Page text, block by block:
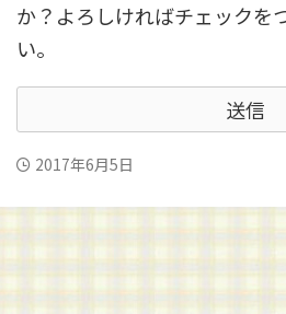
か？よろしければチェックを
い。
2017年6月5日